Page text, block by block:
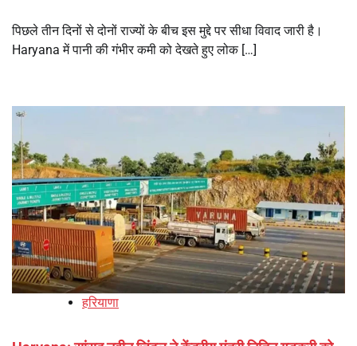
पिछले तीन दिनों से दोनों राज्यों के बीच इस मुद्दे पर सीधा विवाद जारी है।
Haryana में पानी की गंभीर कमी को देखते हुए लोक […]
हरियाणा